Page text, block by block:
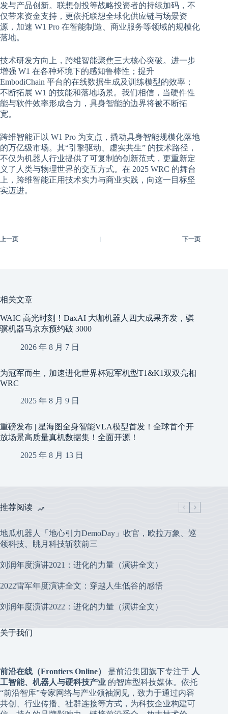
发与产品创新。联想创投等战略投资者的持续加码，不
仅带来资金支持，更依托联想全球化供应链与场景资
源，加速 W1 Pro 在智能制造、商业服务等领域的规模化
落地。
技术研发方向上，跨维智能聚焦三大核心突破。进一步
增强 W1 在各种环境下的感知鲁棒性；提升
EmbodiChain 平台的在线数据生成及训练模型的效率；
不断拓展 W1 的技能和落地场景。我们相信，当硬件性
能与软件效率形成合力，具身智能的边界将被不断拓
宽。
跨维智能正以 W1 Pro 为支点，撬动具身智能规模化落地
的万亿级市场。其“引擎驱动、虚实共生” 的技术路径，
不仅为机器人行业提供了可复制的创新范式，更重新定
义了人类与物理世界的交互方式。在 2025 WRC 的舞台
上，跨维智能正用技术实力与商业实践，向这一目标坚
实迈进。
上一页 下一页
相关文章
WAIC 高光时刻！DaxAI 大咖机器人四大成果齐发，骐
骥机器马京东预约破 3000
2026 年 8 月 7 日
为冠军而生，加速进化世界杯冠军机型T1&K1双双亮相
WRC
2025 年 8 月 9 日
重磅发布 | 星海图全身智能VLA模型首发！全球首个开
放场景高质量真机数据集！全面开源！
2025 年 8 月 13 日
推荐阅读
地瓜机器人「地心引力DemoDay」收官，欧拉万象、巡
领科技、眺月科技斩获前三
刘润年度演讲2021：进化的力量（演讲全文）
2022雷军年度演讲全文：穿越人生低谷的感悟
刘润年度演讲2022：进化的力量（演讲全文）
关于我们
前沿在线（Frontiers Online） 是前沿集团旗下专注于 人
工智能、机器人与硬科技产业 的智库型科技媒体。依托
“前沿智库”专家网络与产业领袖洞见，致力于通过内容
共创、行业传播、社群连接等方式，为科技企业构建可